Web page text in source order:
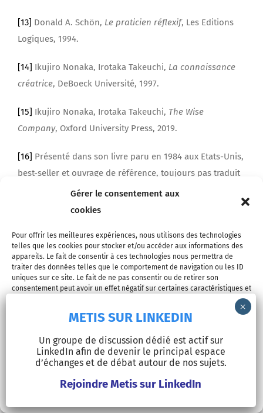
Gérer le consentement aux
cookies
Pour offrir les meilleures expériences, nous utilisons des technologies
telles que les cookies pour stocker et/ou accéder aux informations des
appareils. Le fait de consentir à ces technologies nous permettra de
traiter des données telles que le comportement de navigation ou les ID
uniques sur ce site. Le fait de ne pas consentir ou de retirer son
consentement peut avoir un effet négatif sur certaines caractéristiques et
Refuser
Voir les préférences
[13] Donald A. Schön, Le praticien réflexif, Les Editions
Logiques, 1994.
[14] Ikujiro Nonaka, Irotaka Takeuchi, La connaissance
créatrice, DeBoeck Université, 1997.
[15] Ikujiro Nonaka, Irotaka Takeuchi, The Wise
Company, Oxford University Press, 2019.
[16] Présenté dans son livre paru en 1984 aux Etats-Unis,
best-seller et ouvrage de référence, toujours pas traduit
en français : David A. Kolb,Experiential Learning,
Experience as the Source of Learning and Development
,
2015).
[17]Pierre Vermersch,L’entretien d’explicitation, ESF
Editeur, 1994.
Jean Lave, Etienne Wenger, Situated Learning
METIS SUR LINKEDIN
Un groupe de discussion dédié est actif sur
LinkedIn afin de devenir le principal espace
d’échanges et de débat autour de nos sujets.
Rejoindre Metis sur LinkedIn